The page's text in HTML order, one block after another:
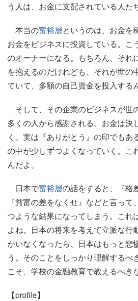
う人は、お金に支配されている人た
本当の富裕層というのは、お金を
お金をビジネスに投資している。こ
のオーナーになる。もちろん、それ
を抱えるのだけれども、それが世の
ていて、多額の自己資金を投入する
そして、その企業のビジネスが世
多くの人から感謝される。お金は決
く、実は『ありがとう』の印でもあ
の中が少しずつよくなっていく。こ
んだよ。
日本で富裕層の話をすると、『格
『貧富の差をなくせ』などと言っ
つような結果になってしまう。これ
よね。日本の将来を考えて立派な行
がいなくなったら、日本はもっと悲
う。そのことをしっかり理解するべ
こそ、学校の金融教育で教えるべき
【profile】